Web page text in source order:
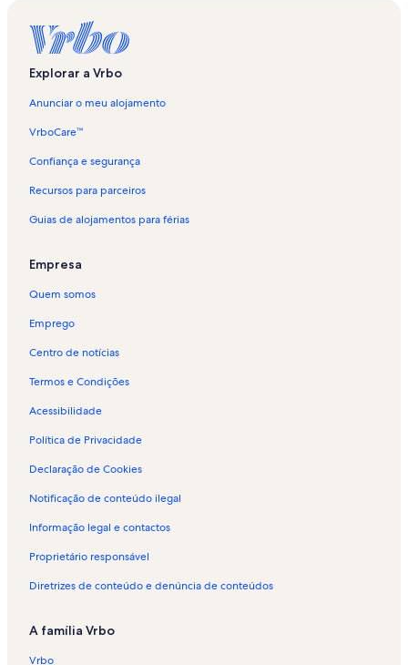
Explorar a Vrbo
Anunciar o meu alojamento
VrboCare™
Confiança e segurança
Recursos para parceiros
Guias de alojamentos para férias
Empresa
Quem somos
Emprego
Centro de notícias
Termos e Condições
Acessibilidade
Política de Privacidade
Declaração de Cookies
Notificação de conteúdo ilegal
Informação legal e contactos
Proprietário responsável
Diretrizes de conteúdo e denúncia de conteúdos
A família Vrbo
Vrbo